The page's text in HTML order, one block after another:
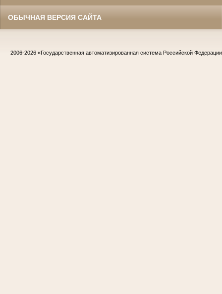
ОБЫЧНАЯ ВЕРСИЯ САЙТА
2006-2026 «Государственная автоматизированная система Российской